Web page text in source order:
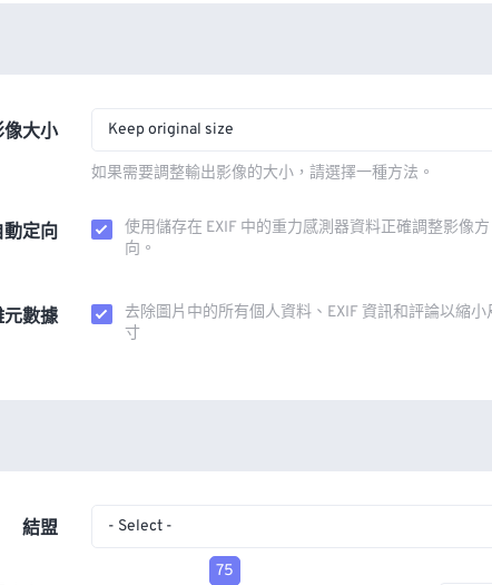
像大小 Keep original size
如果需要調整輸出影像的大小，請選擇一種方法。
動定向
使用儲存在 EXIF 中的重力感測器資料正確調整影像方
向。
元數據
去除圖片中的所有個人資料、EXIF 資訊和評論以縮小
寸
結盟 - Select -
75